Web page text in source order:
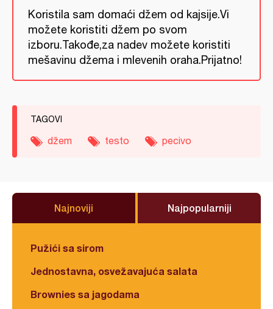
Koristila sam domaći džem od kajsije.Vi
možete koristiti džem po svom
izboru.Takođe,za nadev možete koristiti
mešavinu džema i mlevenih oraha.Prijatno!
TAGOVI
džem testo pecivo
Najnoviji Najpopularniji
Pužići sa sirom
Jednostavna, osvežavajuća salata
Brownies sa jagodama